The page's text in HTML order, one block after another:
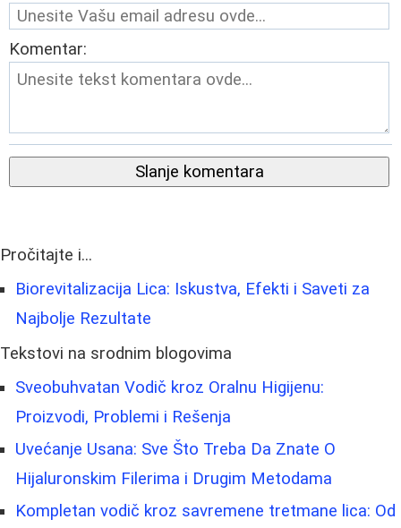
Komentar:
Slanje komentara
Pročitajte i...
Biorevitalizacija Lica: Iskustva, Efekti i Saveti za
Najbolje Rezultate
Tekstovi na srodnim blogovima
Sveobuhvatan Vodič kroz Oralnu Higijenu:
Proizvodi, Problemi i Rešenja
Uvećanje Usana: Sve Što Treba Da Znate O
Hijaluronskim Filerima i Drugim Metodama
Kompletan vodič kroz savremene tretmane lica: Od